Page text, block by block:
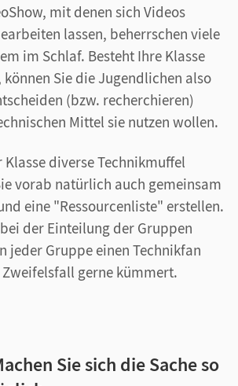
mit denen sich Videos
lassen, beherrschen viele
im Schlaf. Besteht Ihre Klasse
können Sie die Jugendlichen also
(bzw. recherchieren)
Mittel sie nutzen wollen.
Klasse diverse Technikmuffel
vorab natürlich auch gemeinsam
eine "Ressourcenliste" erstellen.
der Einteilung der Gruppen
jeder Gruppe einen Technikfan
gerne kümmert.
Sie sich die Sache so